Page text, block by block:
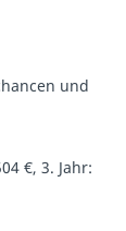
und
€, 3. Jahr: